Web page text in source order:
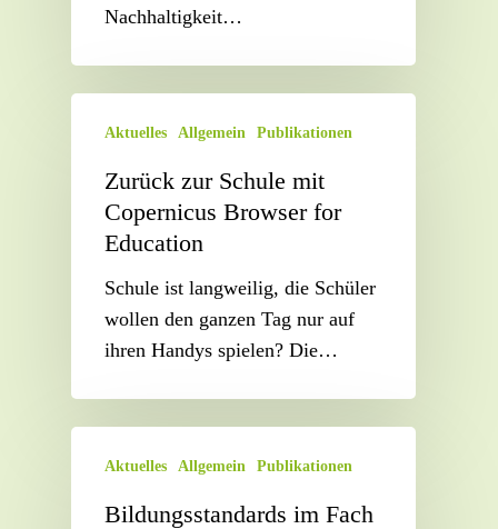
Nachhaltigkeit…
Aktuelles Allgemein Publikationen
Zurück zur Schule mit
Copernicus Browser for
Education
Schule ist langweilig, die Schüler
wollen den ganzen Tag nur auf
ihren Handys spielen? Die…
Aktuelles Allgemein Publikationen
Bildungsstandards im Fach